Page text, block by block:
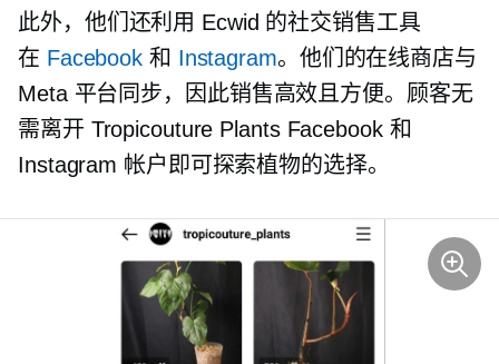
此外，他们还利用 Ecwid 的社交销售工具
在 Facebook 和 Instagram。他们的在线商店与
Meta 平台同步，因此销售高效且方便。顾客无
需离开 Tropicouture Plants Facebook 和
Instagram 帐户即可探索植物的选择。